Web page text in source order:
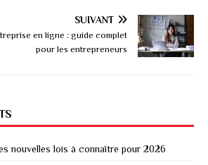
SUIVANT
en ligne : guide complet
pour les entrepreneurs
nouvelles lois à connaître pour 2026